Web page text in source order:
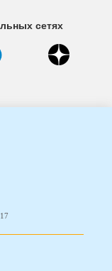
сетях